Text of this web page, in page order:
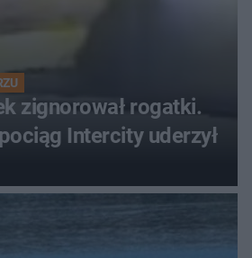
zignorował rogatki.
Intercity uderzył